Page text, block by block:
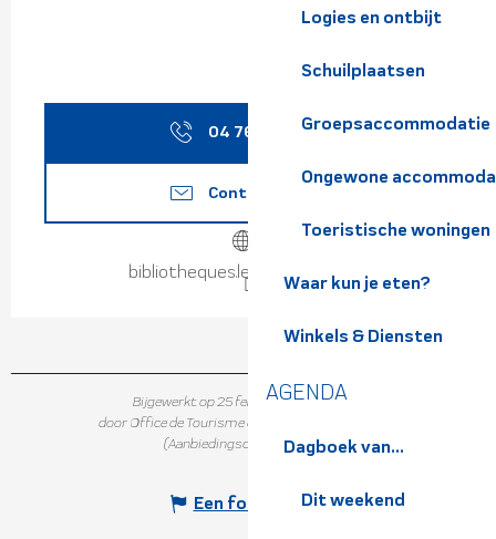
Logies en ontbijt
Schuilplaatsen
Groepsaccommodatie
Ongewone
Toeristische woningen
Waar kun je eten?
Winkels & Diensten
AGENDA
Dagboek van...
Dit weekend
04 76 97 79▒▒
Contacteer ons
bibliotheques.le-gresivaudan.fr
Bijgewerkt op 25 februari 2026 in 10:12
door Office de Tourisme de Belledonne Chartreuse
(Aanbiedingscode :
409328)
Een fout melden